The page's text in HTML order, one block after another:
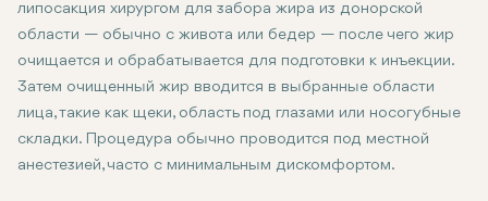
липосакция хирургом для забора жира из донорской
области — обычно с живота или бедер — после чего жир
очищается и обрабатывается для подготовки к инъекции.
Затем очищенный жир вводится в выбранные области
лица, такие как щеки, область под глазами или носогубные
складки. Процедура обычно проводится под местной
анестезией, часто с минимальным дискомфортом.